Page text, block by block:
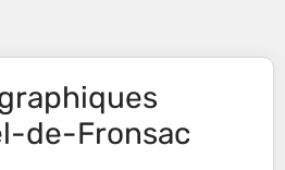
de-Fronsac